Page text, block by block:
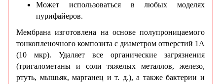
Может использоваться в любых моделях
пурифайеров.
Мембрана изготовлена на основе полупроницаемого
тонкопленочного композита с диаметром отверстий 1А
(10 мкр). Удаляет все органические загрязнения
(тригалометаны и соли тяжелых металлов, железо,
ртуть, мышьяк, марганец и т. д.), а также бактерии и